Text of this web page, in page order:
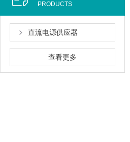
PRODUCTS
直流电源供应器
查看更多